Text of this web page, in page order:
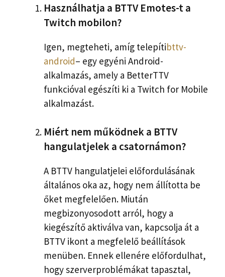
Használhatja a BTTV Emotes-t a
Twitch mobilon?
Igen, megteheti, amíg telepítibttv-
android– egy egyéni Android-
alkalmazás, amely a BetterTTV
funkcióval egészíti ki a Twitch for Mobile
alkalmazást.
Miért nem működnek a BTTV
hangulatjelek a csatornámon?
A BTTV hangulatjelei előfordulásának
általános oka az, hogy nem állította be
őket megfelelően. Miután
megbizonyosodott arról, hogy a
kiegészítő aktiválva van, kapcsolja át a
BTTV ikont a megfelelő beállítások
menüben. Ennek ellenére előfordulhat,
hogy szerverproblémákat tapasztal,